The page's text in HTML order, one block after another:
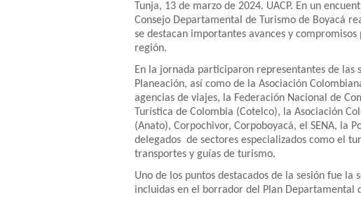
Tunja, 13 de marzo de 2024. UACP. En un
Consejo Departamental de Turismo de Boyacá
se destacan importantes avances y
región.
En la jornada participaron representantes de
Planeación, así como de la Asociación
agencias de viajes, la Federación Nacional de
Turística de Colombia (Cotelco), la Asociación
(Anato), Corpochivor, Corpoboyacá, el SENA, la
delegados de sectores especializados como el
transportes y guías de turismo.
Uno de los puntos destacados de la sesión fue
incluidas en el borrador del Plan Departamental